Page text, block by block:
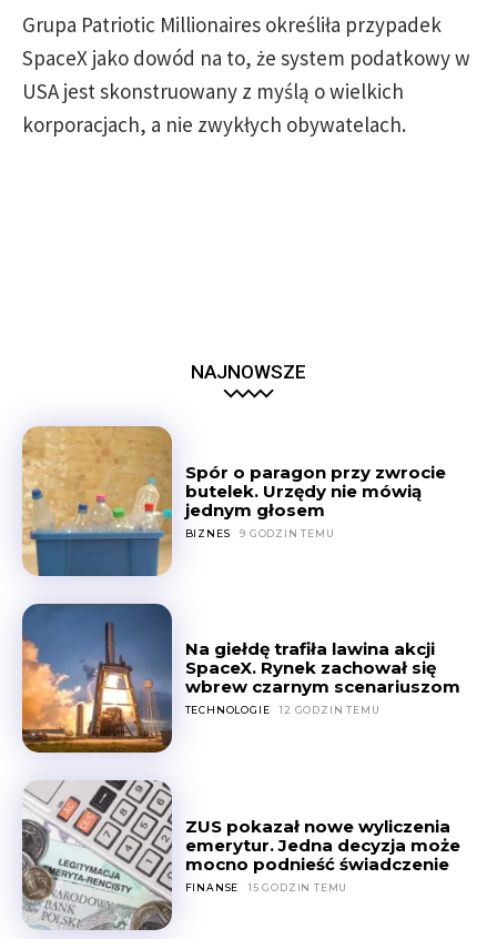
Grupa Patriotic Millionaires określiła przypadek
SpaceX jako dowód na to, że system podatkowy w
USA jest skonstruowany z myślą o wielkich
korporacjach, a nie zwykłych obywatelach.
NAJNOWSZE
Spór o paragon przy zwrocie
butelek. Urzędy nie mówią
jednym głosem
BIZNES 9 GODZIN TEMU
Na giełdę trafiła lawina akcji
SpaceX. Rynek zachował się
wbrew czarnym scenariuszom
TECHNOLOGIE 12 GODZIN TEMU
ZUS pokazał nowe wyliczenia
emerytur. Jedna decyzja może
mocno podnieść świadczenie
FINANSE 15 GODZIN TEMU